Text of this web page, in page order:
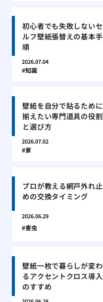
初心者でも失敗しないセ
ルフ壁紙張替えの基本手
順
2026.07.04
知識
壁紙を自分で貼るために
揃えたい専門道具の役割
と選び方
2026.07.02
家
プロが教える網戸外れ止
めの交換タイミング
2026.06.29
害虫
壁紙一枚で暮らしが変わ
るアクセントクロス導入
のすすめ